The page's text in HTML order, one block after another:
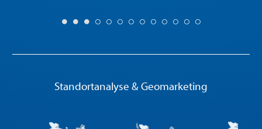
Standortanalyse & Geomarketing